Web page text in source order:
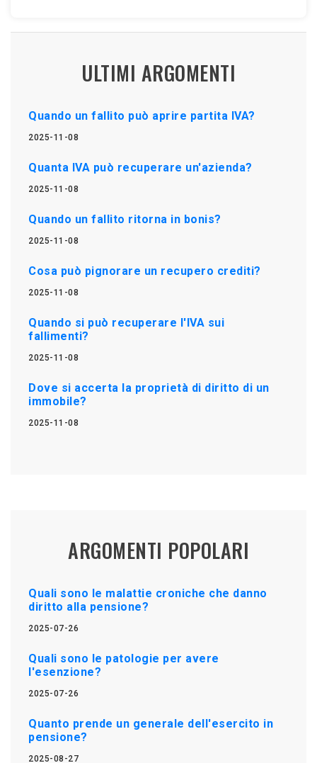
ULTIMI ARGOMENTI
Quando un fallito può aprire partita IVA?
2025-11-08
Quanta IVA può recuperare un'azienda?
2025-11-08
Quando un fallito ritorna in bonis?
2025-11-08
Cosa può pignorare un recupero crediti?
2025-11-08
Quando si può recuperare l'IVA sui
fallimenti?
2025-11-08
Dove si accerta la proprietà di diritto di un
immobile?
2025-11-08
ARGOMENTI POPOLARI
Quali sono le malattie croniche che danno
diritto alla pensione?
2025-07-26
Quali sono le patologie per avere
l'esenzione?
2025-07-26
Quanto prende un generale dell'esercito in
pensione?
2025-08-27